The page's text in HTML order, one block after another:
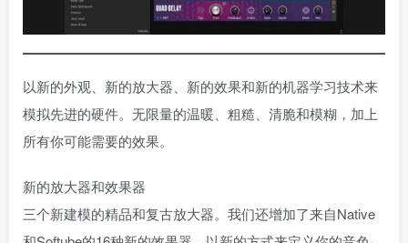
以新的外观、新的放大器、新的效果和新的机器学习技术来
模拟先进的硬件。无限量的温暖、粗糙、清脆和模糊，加上
所有你可能需要的效果。
新的放大器和效果器
三个新建模的精品和复古放大器。我们还增加了来自Native